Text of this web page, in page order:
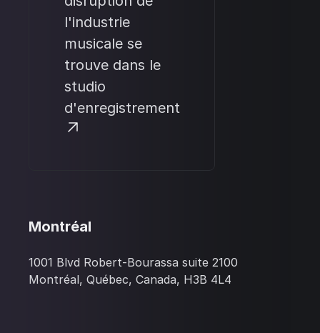
l'industrie
musicale se
trouve dans le
studio
d'enregistrement
Montréal
1001 Blvd Robert-Bourassa suite 2100
Montréal, Québec, Canada, H3B 4L4